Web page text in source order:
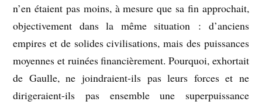
n’en étaient pas moins, à mesure que sa fin approchait,
objectivement dans la même situation : d’anciens
empires et de solides civilisations, mais des puissances
moyennes et ruinées financièrement. Pourquoi, exhortait
de Gaulle, ne joindraient-ils pas leurs forces et ne
dirigeraient-ils pas ensemble une superpuissance